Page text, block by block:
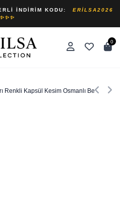
İNDIRIM KODU:
ERILSA2026
✨✨✨
0
Renkli Kapsül Kesim Osmanlı